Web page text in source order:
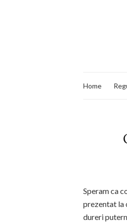
Home
Speram ca
prezentat la
dureri